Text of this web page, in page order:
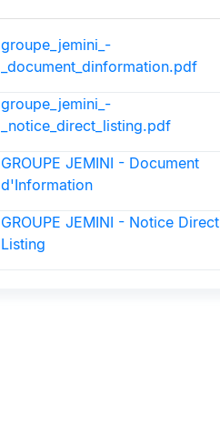
groupe_jemini_-
_document_dinformation.pdf
groupe_jemini_-
_notice_direct_listing.pdf
GROUPE JEMINI - Document
d'Information
GROUPE JEMINI - Notice Direct
Listing